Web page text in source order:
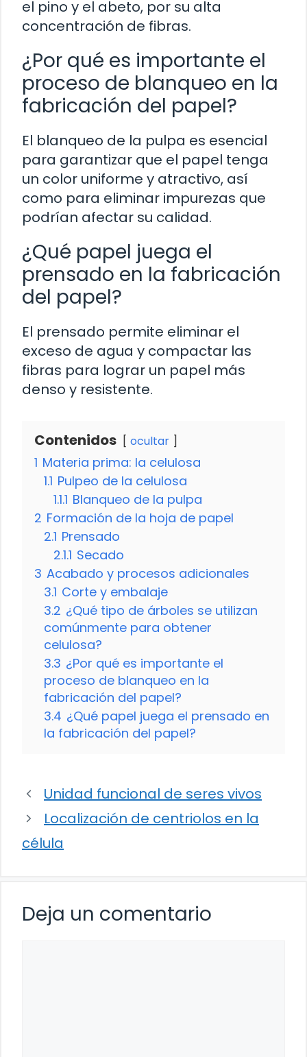
el pino y el abeto, por su alta
concentración de fibras.
¿Por qué es importante el
proceso de blanqueo en la
fabricación del papel?
El blanqueo de la pulpa es esencial
para garantizar que el papel tenga
un color uniforme y atractivo, así
como para eliminar impurezas que
podrían afectar su calidad.
¿Qué papel juega el
prensado en la fabricación
del papel?
El prensado permite eliminar el
exceso de agua y compactar las
fibras para lograr un papel más
denso y resistente.
Contenidos ocultar
1 Materia prima: la celulosa
1.1 Pulpeo de la celulosa
1.1.1 Blanqueo de la pulpa
2 Formación de la hoja de papel
2.1 Prensado
2.1.1 Secado
3 Acabado y procesos adicionales
3.1 Corte y embalaje
3.2 ¿Qué tipo de árboles se utilizan
comúnmente para obtener
celulosa?
3.3 ¿Por qué es importante el
proceso de blanqueo en la
fabricación del papel?
3.4 ¿Qué papel juega el prensado en
la fabricación del papel?
Unidad funcional de seres vivos
Localización de centriolos en la
célula
Deja un comentario